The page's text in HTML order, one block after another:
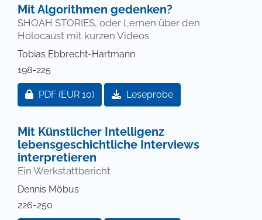
Mit Algorithmen gedenken?
SHOAH STORIES, oder Lernen über den
Holocaust mit kurzen Videos
Tobias Ebbrecht-Hartmann
198-225
Zugang für Abonnent/innen oder durch Zahlung
PDF (EUR 10) Leseprobe
Mit Künstlicher Intelligenz
lebensgeschichtliche Interviews
interpretieren
Ein Werkstattbericht
Dennis Möbus
226-250